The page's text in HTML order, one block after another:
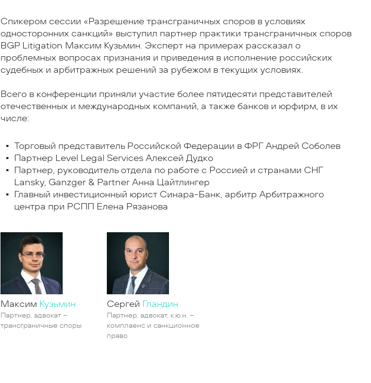
Спикером сессии «Разрешение трансграничных споров в условиях
односторонних санкций» выступил партнер практики трансграничных споров
BGP Litigation Максим Кузьмин. Эксперт на примерах рассказал о
проблемных вопросах признания и приведения в исполнение российских
судебных и арбитражных решений за рубежом в текущих условиях.
Всего в конференции приняли участие более пятидесяти представителей
отечественных и международных компаний, а также банков и юрфирм, в их
числе:
Торговый представитель Российской Федерации в ФРГ Андрей Соболев
Партнер Level Legal Services Алексей Дудко
Партнер, руководитель отдела по работе с Россией и странами СНГ
Lansky, Ganzger & Partner Анна Цайтлингер
Главный инвестиционный юрист Синара-Банк, арбитр Арбитражного
центра при РСПП Елена Рязанова
Максим Кузьмин
Партнер, адвокат –
трансграничные споры
Сергей Гландин
Партнер, адвокат, к.ю.н. –
комплаенс и санкционное
право